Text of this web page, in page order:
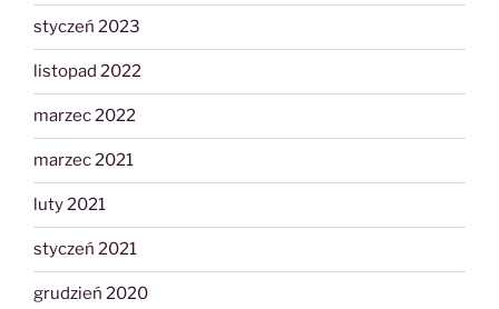
styczeń 2023
listopad 2022
marzec 2022
marzec 2021
luty 2021
styczeń 2021
grudzień 2020